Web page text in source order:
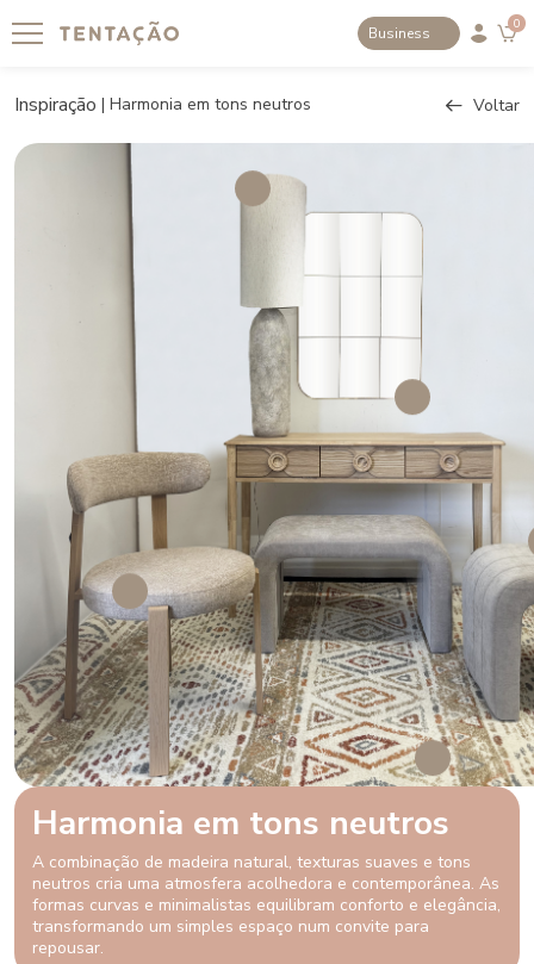
Business
0
Inspiração | Harmonia em tons neutros Voltar
Harmonia em tons neutros
A combinação de madeira natural, texturas suaves e tons
neutros cria uma atmosfera acolhedora e contemporânea. As
formas curvas e minimalistas equilibram conforto e elegância,
transformando um simples espaço num convite para
repousar.